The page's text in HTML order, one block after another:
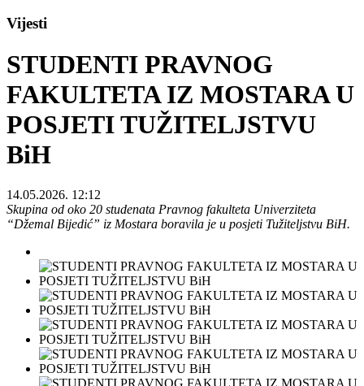
Vijesti
STUDENTI PRAVNOG
FAKULTETA IZ MOSTARA U
POSJETI TUŽITELJSTVU
BiH
14.05.2026. 12:12
Skupina od oko 20 studenata Pravnog fakulteta Univerziteta
“Džemal Bijedić” iz Mostara boravila je u posjeti Tužiteljstvu BiH.